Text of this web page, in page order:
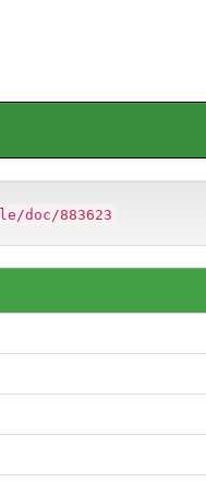
doc/883623